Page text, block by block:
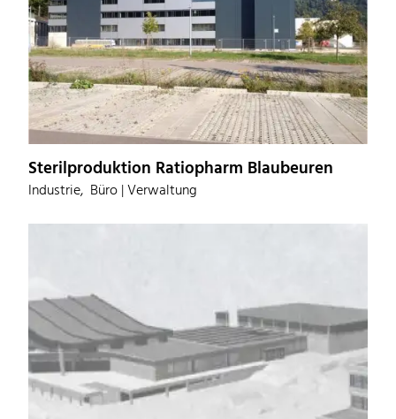
Sterilproduktion Ratiopharm Blaubeuren
Industrie, Büro | Verwaltung